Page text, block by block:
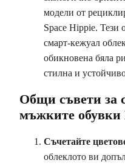
модели от
Space Hippie. Тези
смарт-кежуал
обикновена бяла
стилна и
Общи съвети за
мъжките обувки
Съчетайте
облеклото ви